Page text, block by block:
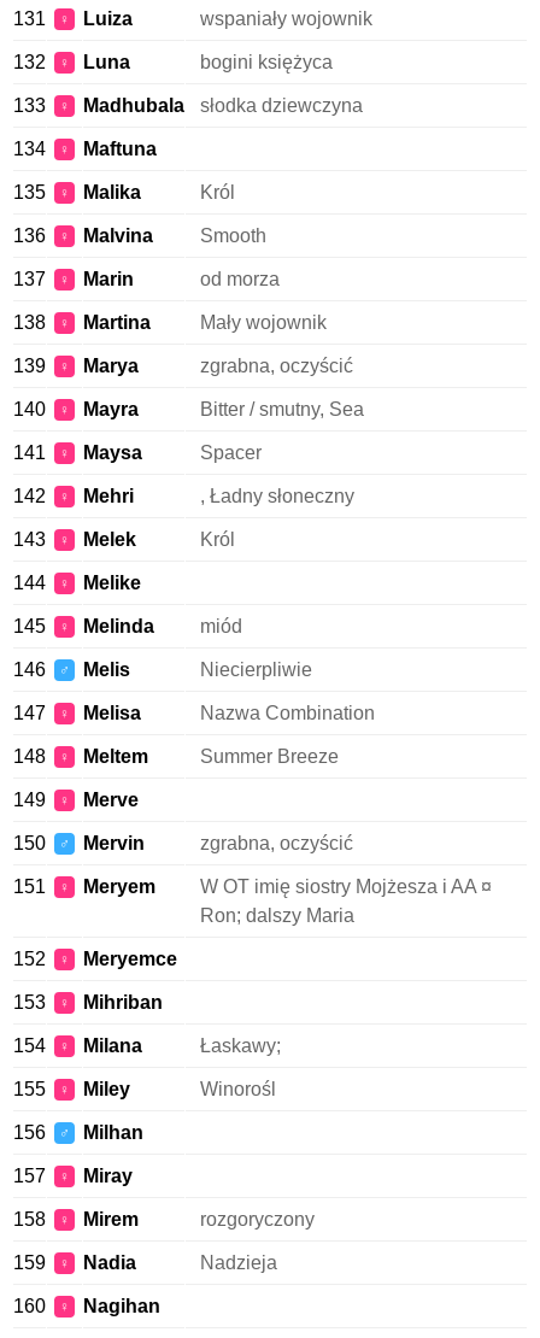
131 ♀ Luiza wspaniały wojownik
132 ♀ Luna bogini księżyca
133 ♀ Madhubala słodka dziewczyna
134 ♀ Maftuna
135 ♀ Malika Król
136 ♀ Malvina Smooth
137 ♀ Marin od morza
138 ♀ Martina Mały wojownik
139 ♀ Marya zgrabna, oczyścić
140 ♀ Mayra Bitter / smutny, Sea
141 ♀ Maysa Spacer
142 ♀ Mehri , Ładny słoneczny
143 ♀ Melek Król
144 ♀ Melike
145 ♀ Melinda miód
146 ♂ Melis Niecierpliwie
147 ♀ Melisa Nazwa Combination
148 ♀ Meltem Summer Breeze
149 ♀ Merve
150 ♂ Mervin zgrabna, oczyścić
151 ♀ Meryem
W OT imię siostry Mojżesza i AA ¤
Ron; dalszy Maria
152 ♀ Meryemce
153 ♀ Mihriban
154 ♀ Milana Łaskawy;
155 ♀ Miley Winorośl
156 ♂ Milhan
157 ♀ Miray
158 ♀ Mirem rozgoryczony
159 ♀ Nadia Nadzieja
160 ♀ Nagihan